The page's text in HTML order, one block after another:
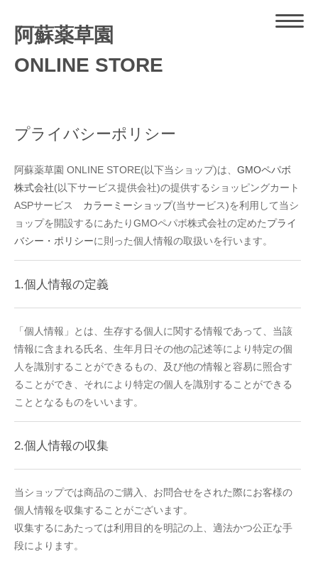
阿蘇薬草園
ONLINE STORE
プライバシーポリシー
阿蘇薬草園 ONLINE STORE(以下当ショップ)は、 GMOペパボ
株式会社(以下サービス提供会社)の提供するショッピングカート
ASPサービス カラーミーショップ(当サービス)を利用して当シ
ョップを開設するにあたりGMOペパボ株式会社の定めたプライ
バシー・ポリシーに則った個人情報の取扱いを行います。
1.個人情報の定義
「個人情報」とは、生存する個人に関する情報であって、当該
情報に含まれる氏名、生年月日その他の記述等により特定の個
人を識別することができるもの、及び他の情報と容易に照合す
ることができ、それにより特定の個人を識別することができる
こととなるものをいいます。
2.個人情報の収集
当ショップでは商品のご購入、お問合せをされた際にお客様の
個人情報を収集することがございます。
収集するにあたっては利用目的を明記の上、適法かつ公正な手
段によります。